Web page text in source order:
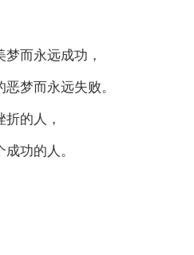
而永远成功，
梦而永远失败。
的人，
功的人。